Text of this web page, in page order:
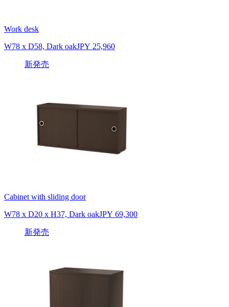
Work desk
W78 x D58, Dark oakJPY 25,960
新発売
Cabinet with sliding door
W78 x D20 x H37, Dark oakJPY 69,300
新発売